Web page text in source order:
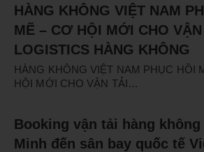
HÀNG KHÔNG VIỆT NAM
MẼ – CƠ HỘI MỚI CHO
LOGISTICS HÀNG KHÔNG
HÀNG KHÔNG VIỆT NAM PHỤC HỒI
HỘI MỚI CHO VẬN TẢI…
Booking vận tải hàng không
Minh đến sân bay quốc tế